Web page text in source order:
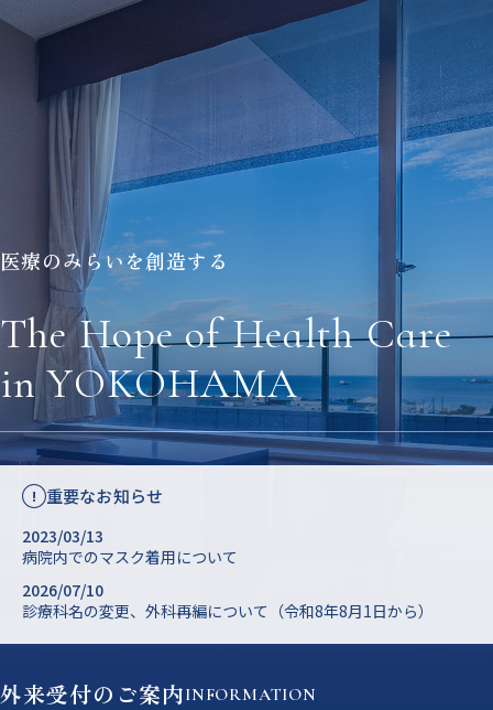
医療のみらいを創造する
The Hope of Health Care
in YOKOHAMA
! 重要なお知らせ
2023/03/13
病院内でのマスク着用について
2026/07/10
診療科名の変更、外科再編について（令和8年8月1日から）
外来受付のご案内INFORMATION